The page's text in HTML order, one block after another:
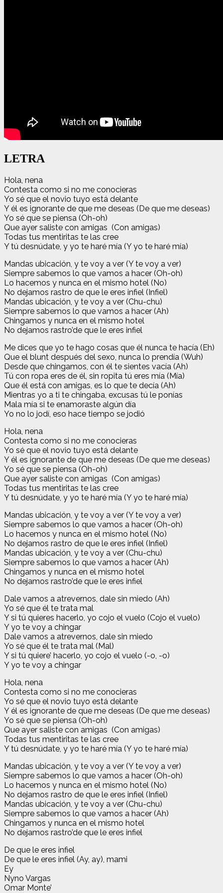
LETRA
Hola, nena
Contesta como si no me conocieras
Yo sé que el novio tuyo está delante
Y él es ignorante de que me deseas (De que me deseas)
Yo sé que se piensa (Oh-oh)
Que ayer saliste con amigas (Con amigas)
Todas tus mentiritas te las cree
Y tú desnúdate, y yo te haré mía (Y yo te haré mía)
Mandas ubicación, y te voy a ver (Y te voy a ver)
Siempre sabemos lo que vamos a hacer (Oh-oh)
Lo hacemos y nunca en el mismo hotel (No)
No dejamos rastro de que le eres infiel (Infiel)
Mandas ubicación, y te voy a ver (Chu-chu)
Siempre sabemos lo que vamos a hacer (Ah)
Chingamos y nunca en el mismo hotel
No dejamos rastro’de que le eres infiel
Me dices que yo te hago cosas que él nunca te hacía (Eh)
Que el blunt después del sexo, nunca lo prendía (Wuh)
Desde que chingamos, con él te sientes vacía (Ah)
Tú con ropa eres de él, sin ropita tú eres mía (Mía)
Que él está con amigas, es lo que te decía (Ah)
Mientras yo a ti te chingaba, excusas tú le ponías
Mala mía si te enamoraste algún día
Yo no lo jodí, eso hace tiempo se jodió
Hola, nena
Contesta como si no me conocieras
Yo sé que el novio tuyo está delante
Y él es ignorante de que me deseas (De que me deseas)
Yo sé que se piensa (Oh-oh)
Que ayer saliste con amigas (Con amigas)
Todas tus mentiritas te las cree
Y tú desnúdate, y yo te haré mía (Y yo te haré mía)
Mandas ubicación, y te voy a ver (Y te voy a ver)
Siempre sabemos lo que vamos a hacer (Oh-oh)
Lo hacemos y nunca en el mismo hotel (No)
No dejamos rastro de que le eres infiel (Infiel)
Mandas ubicación, y te voy a ver (Chu-chu)
Siempre sabemos lo que vamos a hacer (Ah)
Chingamos y nunca en el mismo hotel
No dejamos rastro’de que le eres infiel
Dale vamos a atrevernos, dale sin miedo (Ah)
Yo sé que él te trata mal
Y si tú quieres hacerlo, yo cojo el vuelo (Cojo el vuelo)
Y yo te voy a chingar
Dale vamos a atrevernos, dale sin miedo
Yo sé que él te trata mal (Mal)
Y si tú quiere’ hacerlo, yo cojo el vuelo (-o, -o)
Y yo te voy a chingar
Hola, nena
Contesta como si no me conocieras
Yo sé que el novio tuyo está delante
Y él es ignorante de que me deseas (De que me deseas)
Yo sé que se piensa (Oh-oh)
Que ayer saliste con amigas (Con amigas)
Todas tus mentiritas te las cree
Y tú desnúdate, y yo te haré mía (Y yo te haré mía)
Mandas ubicación, y te voy a ver (Y te voy a ver)
Siempre sabemos lo que vamos a hacer (Oh-oh)
Lo hacemos y nunca en el mismo hotel (No)
No dejamos rastro de que le eres infiel (Infiel)
Mandas ubicación, y te voy a ver (Chu-chu)
Siempre sabemos lo que vamos a hacer (Ah)
Chingamos y nunca en el mismo hotel
No dejamos rastro’de que le eres infiel
De que le eres infiel
De que le eres infiel (Ay, ay), mami
Ey
Nyno Vargas
Omar Monte’